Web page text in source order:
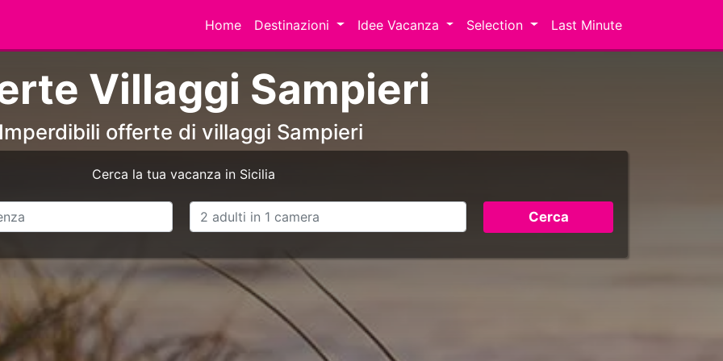
Home Destinazioni Idee Vacanza Selection Last Minute
Villaggi Sampieri
offerte di villaggi Sampieri
Cerca la tua vacanza in Sicilia
Cerca